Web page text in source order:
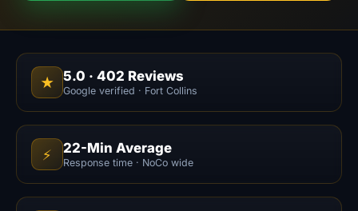
★ 5.0 · 402 Reviews
Google verified · Fort Collins
⚡ 22-Min Average
Response time · NoCo wide